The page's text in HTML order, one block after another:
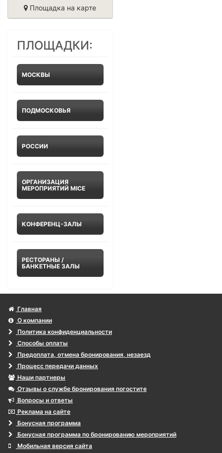
Площадка на карте
ПЛОЩАДКИ:
МОСКВЫ
ПОДМОСКОВЬЯ
РОССИИ
ОРГАНИЗАЦИЯ
МЕРОПРИЯТИЙ MICE
КОНФЕРЕНЦ-ЗАЛЫ
РЕСТОРАНЫ /
БАНКЕТНЫЕ ЗАЛЫ
Главная
О компании
Политика конфиденциальности
Способы оплаты
Предоплата, отмена бронирования, незаезд
Процесс передачи данных
Наши партнеры
Отзывы о службе бронирования погостите
Вопросы и ответы
Реклама на сайте
Бонусная программа
Бонусная программа по бронированию мероприятий
Мобильная версия сайта